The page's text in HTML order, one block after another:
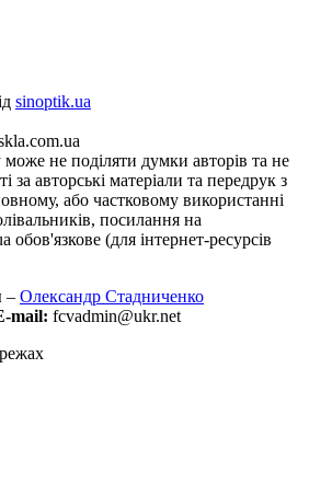
sinoptik.ua
може не поділяти думки авторів та не
за авторські матеріали та передрук з
або частковому використанні
посилання на
(для інтернет-ресурсів
– Олександр Стадниченко
mail: fcvadmin@ukr.net